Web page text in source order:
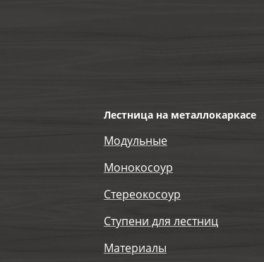
Лестница на металлокаркасе
Модульные
Монокосоур
Стереокосоур
Ступени для лестниц
Материалы